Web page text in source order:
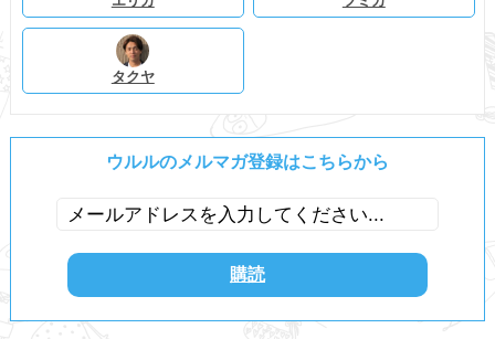
タクヤ
ウルルのメルマガ登録はこちらから